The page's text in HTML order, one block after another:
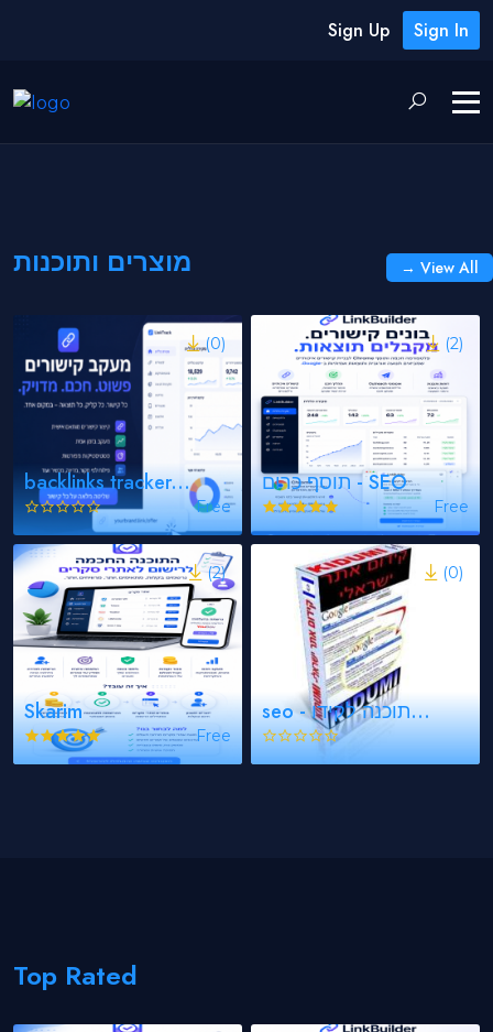
Sign Up Sign In
מוצרים ותוכנות → View All
(0)
backlinks tracker...
Free
(2)
תוסף כרום - SEO
Free
(2)
Skarim
Free
(0)
seo - תוכנה לקידו...
Top Rated